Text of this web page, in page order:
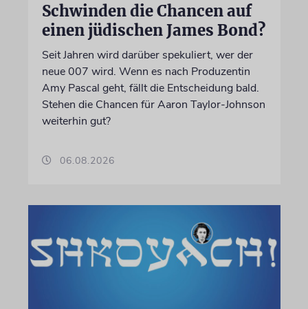
Schwinden die Chancen auf
einen jüdischen James Bond?
Seit Jahren wird darüber spekuliert, wer der
neue 007 wird. Wenn es nach Produzentin
Amy Pascal geht, fällt die Entscheidung bald.
Stehen die Chancen für Aaron Taylor-Johnson
weiterhin gut?
06.08.2026